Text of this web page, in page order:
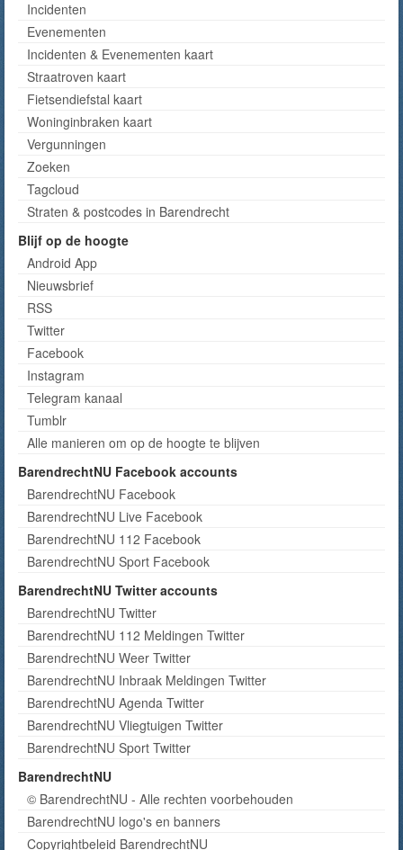
Incidenten
Evenementen
Incidenten & Evenementen kaart
Straatroven kaart
Fietsendiefstal kaart
Woninginbraken kaart
Vergunningen
Zoeken
Tagcloud
Straten & postcodes in Barendrecht
Blijf op de hoogte
Android App
Nieuwsbrief
RSS
Twitter
Facebook
Instagram
Telegram kanaal
Tumblr
Alle manieren om op de hoogte te blijven
BarendrechtNU Facebook accounts
BarendrechtNU Facebook
BarendrechtNU Live Facebook
BarendrechtNU 112 Facebook
BarendrechtNU Sport Facebook
BarendrechtNU Twitter accounts
BarendrechtNU Twitter
BarendrechtNU 112 Meldingen Twitter
BarendrechtNU Weer Twitter
BarendrechtNU Inbraak Meldingen Twitter
BarendrechtNU Agenda Twitter
BarendrechtNU Vliegtuigen Twitter
BarendrechtNU Sport Twitter
BarendrechtNU
© BarendrechtNU - Alle rechten voorbehouden
BarendrechtNU logo's en banners
Copyrightbeleid BarendrechtNU